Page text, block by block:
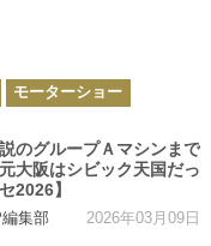
モーターショー
のグループＡマシンまで
大阪はシビック天国だっ
2026】
集部 2026年03月09日